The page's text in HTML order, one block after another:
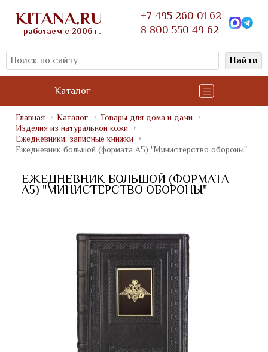
KITANA.RU
работаем с 2006 г.
+7 495 260 01 62
8 800 550 49 62
Найти
Каталог
Главная Каталог
Товары для дома и дачи
Изделия из натуральной кожи
Ежедневники, записные книжки
Ежедневник большой (формата А5) "Министерство обороны"
ЕЖЕДНЕВНИК БОЛЬШОЙ (ФОРМАТА
А5) "МИНИСТЕРСТВО ОБОРОНЫ"